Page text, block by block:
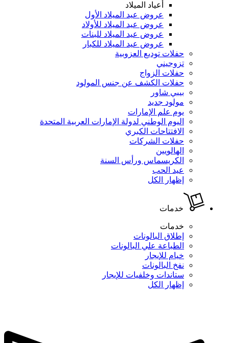
أعياد الميلاد
عروض عيد الميلاد الأول
عروض عيد الميلاد للأولاد
عروض عيد الميلاد للبنات
عروض عيد الميلاد للكبار
حفلات توديع العزوبية
تزوجيني
حفلات الزواج
حفلات الكشف عن جنس المولود
بيبي شاور
مولود جديد
يوم علم الإمارات
اليوم الوطني لدولة الإمارات العربية المتحدة
الافتتاحات الكبري
حفلات الشركات
الهالويين
الكريسماس ورأس السنة
عيد الحب
إظهار الكل
خدمات
خدمات
إطلاق البالونات
الطباعة علي البالونات
خيام للإيجار
نفخ البالونات
ستاندات وخلفيات للإيجار
إظهار الكل